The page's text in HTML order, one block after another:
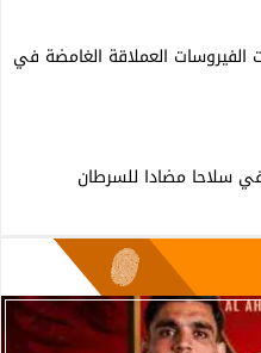
الفيروسات العملاقة الغامضة في
سلاحا مضادا للسرطان